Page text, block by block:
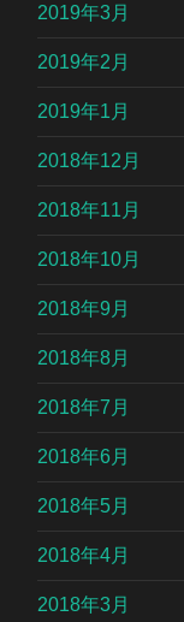
2019年3月
2019年2月
2019年1月
2018年12月
2018年11月
2018年10月
2018年9月
2018年8月
2018年7月
2018年6月
2018年5月
2018年4月
2018年3月